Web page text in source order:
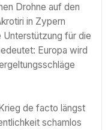
Drohne auf den
in Zypern
für die
Europa wird
de facto längst
schamlos